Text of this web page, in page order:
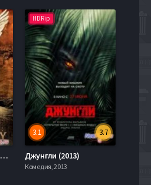
Добро пожаловать в Чистилище (2014)
HDRip
3.7
3.1
Джунгли (2013)
Комедия, 2013